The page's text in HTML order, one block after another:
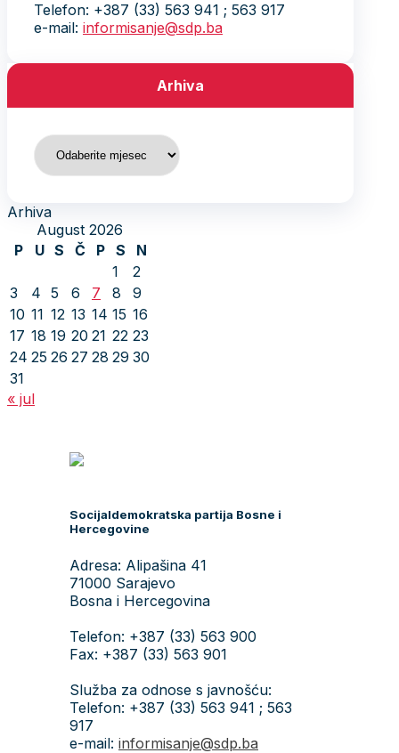
Telefon: +387 (33) 563 941 ; 563 917
e-mail: informisanje@sdp.ba
Arhiva
Arhiva
Arhiva
August 2026
P
U S Č P S
N
1
2
3
4 5 6 7 8
9
10 11 12 13 14 15 16
17 18 19 20 21 22 23
24 25 26 27 28 29 30
31
« jul
Socijaldemokratska partija Bosne i
Hercegovine
Adresa: Alipašina 41
71000 Sarajevo
Bosna i Hercegovina
Telefon: +387 (33) 563 900
Fax: +387 (33) 563 901
Služba za odnose s javnošću:
Telefon: +387 (33) 563 941 ; 563
917
e-mail: informisanje@sdp.ba